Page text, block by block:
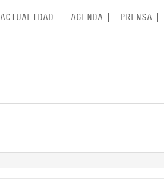
ACTUALIDAD AGENDA PRENSA